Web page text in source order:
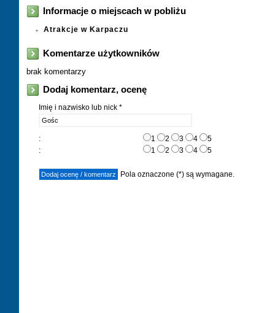
Informacje o miejscach w pobliżu
Atrakcje w Karpaczu
Komentarze użytkowników
brak komentarzy
Dodaj komentarz, ocenę
Imię i nazwisko lub nick *
: 1 2 3 4
5
:
1 2 3 4 5
Pola oznaczone (*) są wymagane.